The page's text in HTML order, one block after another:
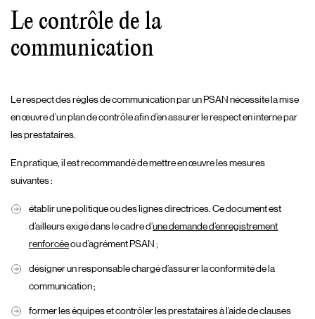
Le contrôle de la
communication
Le respect des règles de communication par un PSAN nécessite la mise
en œuvre d’un plan de contrôle afin d’en assurer le respect en interne par
les prestataires.
En pratique, il est recommandé de mettre en œuvre les mesures
suivantes :
établir une politique ou des lignes directrices. Ce document est
d’ailleurs exigé dans le cadre d’une demande d’enregistrement
renforcéeou d’agrément PSAN ;
désigner un responsable chargé d’assurer la conformité de la
communication ;
former les équipes et contrôler les prestataires à l’aide de clauses